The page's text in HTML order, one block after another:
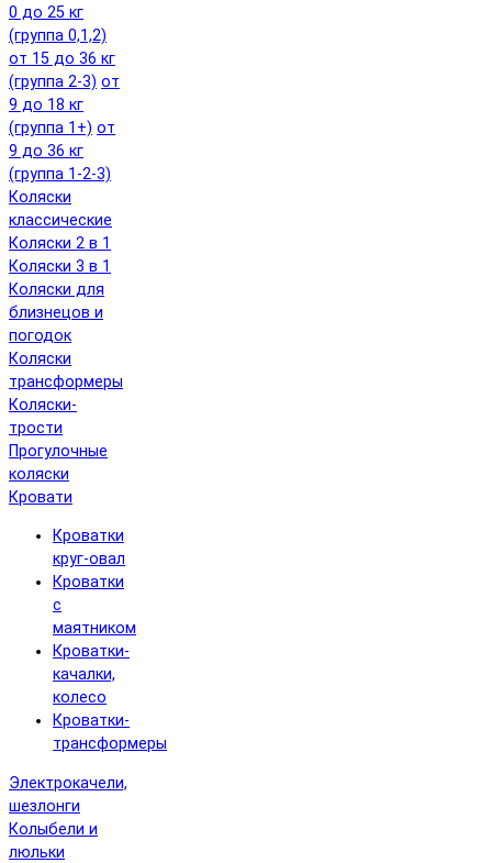
0 до 25 кг
(группа 0,1,2)
от 15 до 36 кг
(группа 2-3) от
9 до 18 кг
(группа 1+) от
9 до 36 кг
(группа 1-2-3)
Коляски
классические
Коляски 2 в 1
Коляски 3 в 1
Коляски для
близнецов и
погодок
Коляски
трансформеры
Коляски-
трости
Прогулочные
коляски
Кровати
Кроватки
круг-овал
Кроватки
с
маятником
Кроватки-
качалки,
колесо
Кроватки-
трансформеры
Электрокачели,
шезлонги
Колыбели и
люльки